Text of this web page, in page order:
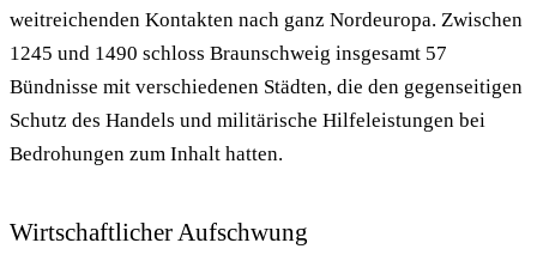
weitreichenden Kontakten nach ganz Nordeuropa. Zwischen
1245 und 1490 schloss Braunschweig insgesamt 57
Bündnisse mit verschiedenen Städten, die den gegenseitigen
Schutz des Handels und militärische Hilfeleistungen bei
Bedrohungen zum Inhalt hatten.
Wirtschaftlicher Aufschwung